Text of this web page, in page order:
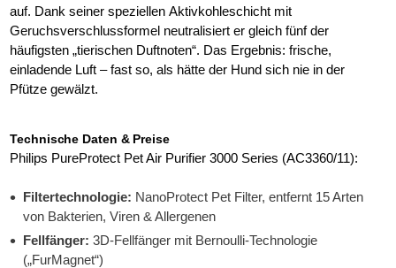
auf. Dank seiner speziellen Aktivkohleschicht mit
Geruchsverschlussformel neutralisiert er gleich fünf der
häufigsten „tierischen Duftnoten“. Das Ergebnis: frische,
einladende Luft – fast so, als hätte der Hund sich nie in der
Pfütze gewälzt.
Technische Daten & Preise
Philips PureProtect Pet Air Purifier 3000 Series (AC3360/11):
Filtertechnologie: NanoProtect Pet Filter, entfernt 15 Arten
von Bakterien, Viren & Allergenen
Fellfänger: 3D-Fellfänger mit Bernoulli-Technologie
(„FurMagnet“)